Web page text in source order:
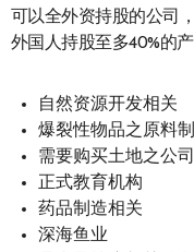
可以全外资持股的公司
外国人持股至多40%的
自然资源开发相关
爆裂性物品之原料
需要购买土地之公司
正式教育机构
药品制造相关
深海鱼业